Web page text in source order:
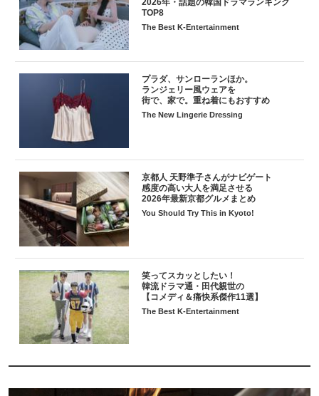
TOP8
The Best K-Entertainment
プラダ、サンローランほか。
ランジェリー風ウェアを
街で、家で。重ね着にもおすすめ
The New Lingerie Dressing
京都人 天野準子さんがナビゲート
感度の高い大人を満足させる
2026年最新京都グルメまとめ
You Should Try This in Kyoto!
笑ってスカッとしたい！
韓流ドラマ通・田代親世の
【コメディ＆痛快系傑作11選】
The Best K-Entertainment